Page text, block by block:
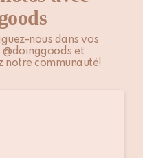
nous dans vos
et
notre communauté!